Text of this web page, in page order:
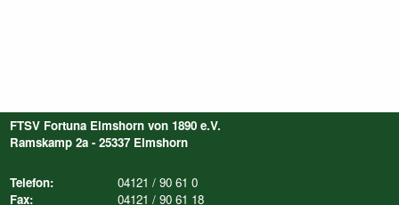
FTSV Fortuna Elmshorn von 1890 e.V.
Ramskamp 2a - 25337 Elmshorn
Telefon:
04121 / 90 61 0
Fax:
04121 / 90 61 18